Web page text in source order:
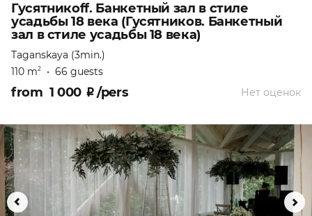
Гусятникоff. Банкетный зал в стиле
усадьбы 18 века (Гусятников. Банкетный
зал в стиле усадьбы 18 века)
Taganskaya (3min.)
110 m2 • 66 guests
Нет оценок
from 1 000 ₽/pers